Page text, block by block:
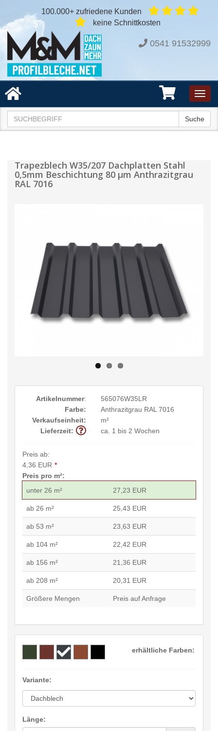
100.000+ zufriedene Kunden
keine Schnittkosten
0541 91532999
Suche
Trapezblech W35/207 Dachplatten Stahl
0,5mm Beschichtung 80 µm Anthrazitgrau
RAL 7016
Artikelnummer:
565076W35LR
Farbe:
Anthrazitgrau RAL 7016
Verkaufseinheit:
m²
Lieferzeit:
ca. 1 bis 2 Wochen
Preis ab:
4,36 EUR *
Preis pro m²:
unter 26 m²
27,23 EUR
ab 26 m² 25,43 EUR
ab 53 m² 23,63 EUR
ab 104 m² 22,42 EUR
ab 156 m² 21,36 EUR
ab 208 m² 20,31 EUR
Größere Mengen Preis auf Anfrage
erhältliche Farben:
Variante:
Länge: